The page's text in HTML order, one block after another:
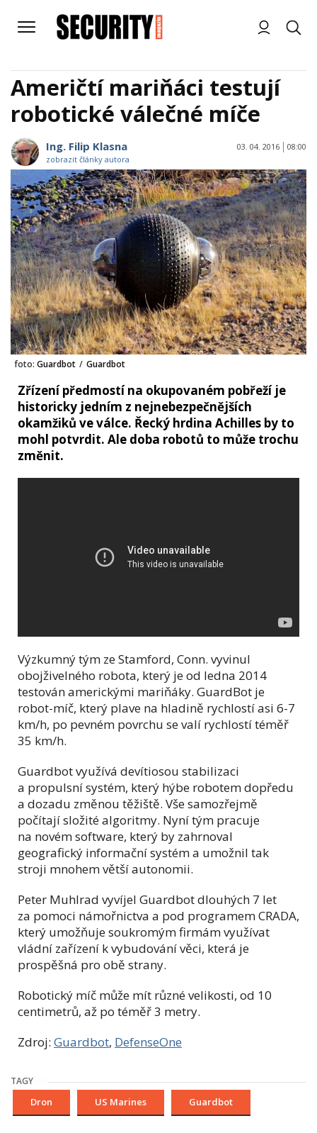
Američtí mariňáci testují
robotické válečné míče
Ing. Filip Klasna
zobrazit články autora
03. 04. 2016 08:00
foto: Guardbot / Guardbot
Zřízení předmostí na okupovaném pobřeží je
historicky jedním z nejnebezpečnějších
okamžiků ve válce. Řecký hrdina Achilles by to
mohl potvrdit. Ale doba robotů to může trochu
změnit.
Výzkumný tým ze Stamford, Conn. vyvinul
obojživelného robota, který je od ledna 2014
testován americkými mariňáky. GuardBot je
robot-míč, který plave na hladině rychlostí asi 6-7
km/h, po pevném povrchu se valí rychlostí téměř
35 km/h.
Guardbot využívá devítiosou stabilizaci
a propulsní systém, který hýbe robotem dopředu
a dozadu změnou těžiště. Vše samozřejmě
počítají složité algoritmy. Nyní tým pracuje
na novém software, který by zahrnoval
geografický informační systém a umožnil tak
stroji mnohem větší autonomii.
Peter Muhlrad vyvíjel Guardbot dlouhých 7 let
za pomoci námořnictva a pod programem CRADA,
který umožňuje soukromým firmám využívat
vládní zařízení k vybudování věci, která je
prospěšná pro obě strany.
Robotický míč může mít různé velikosti, od 10
centimetrů, až po téměř 3 metry.
Zdroj: Guardbot, DefenseOne
TAGY
Dron US Marines Guardbot